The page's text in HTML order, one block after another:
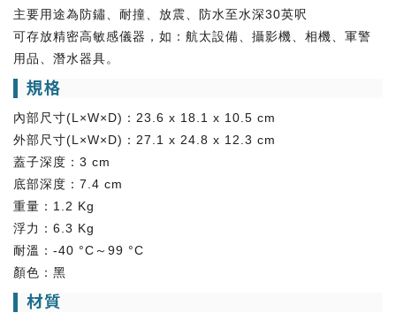
主要用途為防鏽、耐撞、放震、防水至水深30英呎
可存放精密高敏感儀器，如：航太設備、攝影機、相機、軍警
用品、潛水器具。
規格
內部尺寸(L×W×D)：23.6 x 18.1 x 10.5 cm
外部尺寸(L×W×D)：27.1 x 24.8 x 12.3 cm
蓋子深度：3 cm
底部深度：7.4 cm
重量：1.2 Kg
浮力：6.3 Kg
耐溫：-40 °C～99 °C
顏色：黑
材質